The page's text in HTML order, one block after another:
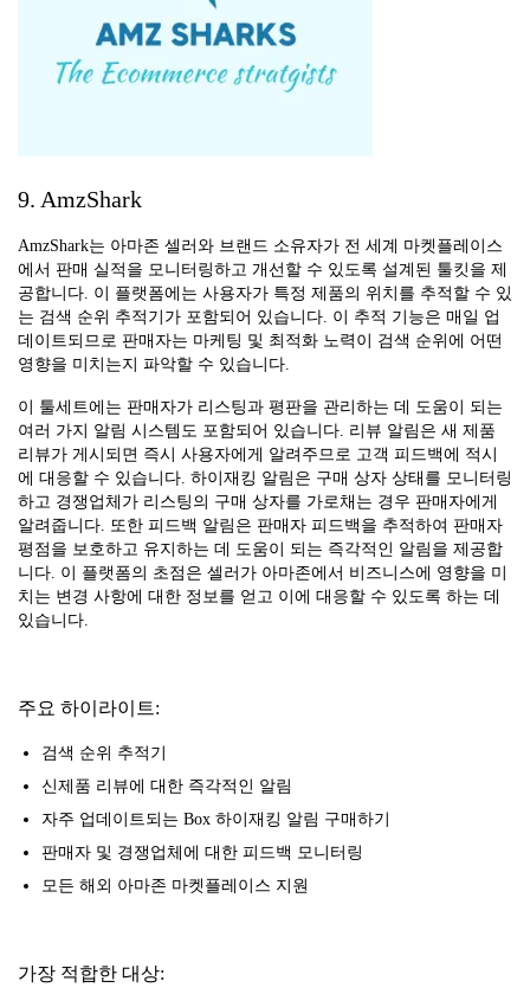
9. AmzShark
AmzShark는 아마존 셀러와 브랜드 소유자가 전 세계 마켓플레이스
에서 판매 실적을 모니터링하고 개선할 수 있도록 설계된 툴킷을 제
공합니다. 이 플랫폼에는 사용자가 특정 제품의 위치를 추적할 수 있
는 검색 순위 추적기가 포함되어 있습니다. 이 추적 기능은 매일 업
데이트되므로 판매자는 마케팅 및 최적화 노력이 검색 순위에 어떤
영향을 미치는지 파악할 수 있습니다.
이 툴세트에는 판매자가 리스팅과 평판을 관리하는 데 도움이 되는
여러 가지 알림 시스템도 포함되어 있습니다. 리뷰 알림은 새 제품
리뷰가 게시되면 즉시 사용자에게 알려주므로 고객 피드백에 적시
에 대응할 수 있습니다. 하이재킹 알림은 구매 상자 상태를 모니터링
하고 경쟁업체가 리스팅의 구매 상자를 가로채는 경우 판매자에게
알려줍니다. 또한 피드백 알림은 판매자 피드백을 추적하여 판매자
평점을 보호하고 유지하는 데 도움이 되는 즉각적인 알림을 제공합
니다. 이 플랫폼의 초점은 셀러가 아마존에서 비즈니스에 영향을 미
치는 변경 사항에 대한 정보를 얻고 이에 대응할 수 있도록 하는 데
있습니다.
주요 하이라이트:
검색 순위 추적기
신제품 리뷰에 대한 즉각적인 알림
자주 업데이트되는 Box 하이재킹 알림 구매하기
판매자 및 경쟁업체에 대한 피드백 모니터링
모든 해외 아마존 마켓플레이스 지원
가장 적합한 대상: